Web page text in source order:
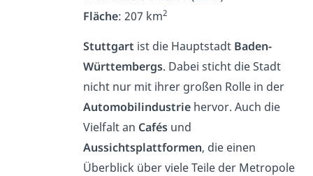
Fläche: 207 km2
Stuttgart ist die Hauptstadt Baden-
Württembergs. Dabei sticht die Stadt
nicht nur mit ihrer großen Rolle in der
Automobilindustrie hervor. Auch die
Vielfalt an Cafés und
Aussichtsplattformen, die einen
Überblick über viele Teile der Metropole